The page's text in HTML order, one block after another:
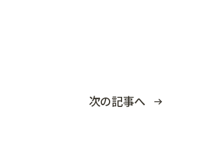
次の記事へ